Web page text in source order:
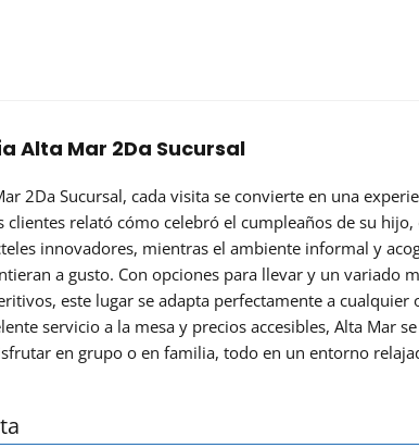
Alta Mar 2Da Sucursal
2Da Sucursal, cada visita se convierte en una
clientes relató cómo celebró el cumpleaños de su
innovadores, mientras el ambiente informal y
a gusto. Con opciones para llevar y un variado
este lugar se adapta perfectamente a cualquier
servicio a la mesa y precios accesibles, Alta Mar
en grupo o en familia, todo en un entorno